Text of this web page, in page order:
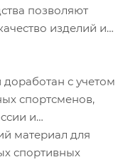
позволяют
изделий и
с учетом
спортсменов,
и
материал для
спортивных